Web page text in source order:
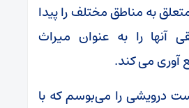
به مناطق مختلف را پیدا
آنها را به عنوان میراث
آوری می کند.
درویشی را می‌بوسم که با